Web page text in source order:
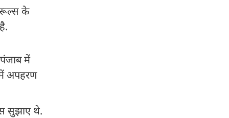
रूल्स के
में
अपहरण
सुझाए थे.